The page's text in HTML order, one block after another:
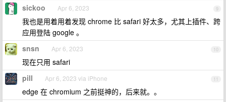
9
sickoo Apr 6, 2023
我也是用着用着发现 chrome 比 safari 好太多，尤其上插件、跨
应用登陆 google 。
10
snsn Apr 6, 2023
现在只用 safari
11
pill Apr 6, 2023 via iPhone
edge 在 chromium 之前挺神的，后来就。。